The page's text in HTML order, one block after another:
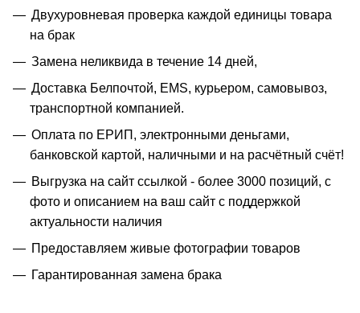
Двухуровневая проверка каждой единицы товара
на брак
Замена неликвида в течение 14 дней,
Доставка Белпочтой, EMS, курьером, самовывоз,
транспортной компанией.
Оплата по ЕРИП, электронными деньгами,
банковской картой, наличными и на расчётный счёт!
Выгрузка на сайт ссылкой - более 3000 позиций, с
фото и описанием на ваш сайт с поддержкой
актуальности наличия
Предоставляем живые фотографии товаров
Гарантированная замена брака